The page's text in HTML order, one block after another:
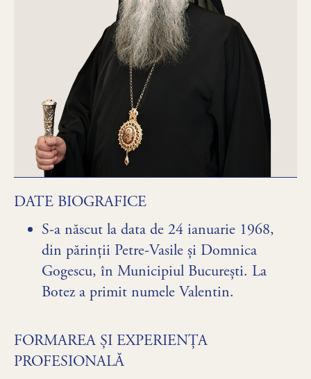
DATE BIOGRAFICE
S-a născut la data de 24 ianuarie 1968,
din părinții Petre-Vasile și Domnica
Gogescu, în Municipiul București. La
Botez a primit numele Valentin.
FORMAREA ȘI EXPERIENȚA
PROFESIONALĂ